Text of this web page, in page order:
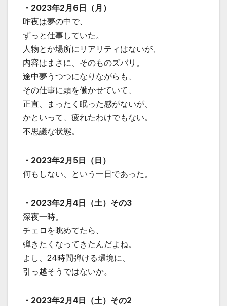
・2023年2月6日（月）
昨夜は夢の中で、
ずっと仕事していた。
人物とか場所にリアリティはないが、
内容はまさに、そのものズバリ。
途中夢うつつになりながらも、
その仕事に頭を働かせていて、
正直、まったく眠った感がないが、
かといって、疲れたわけでもない。
不思議な状態。
・2023年2月5日（日）
何もしない、という一日であった。
・2023年2月4日（土）その3
深夜一時。
チェロを眺めてたら、
弾きたくなってきたんだよね。
よし、24時間弾ける環境に、
引っ越そうではないか。
・2023年2月4日（土）その2